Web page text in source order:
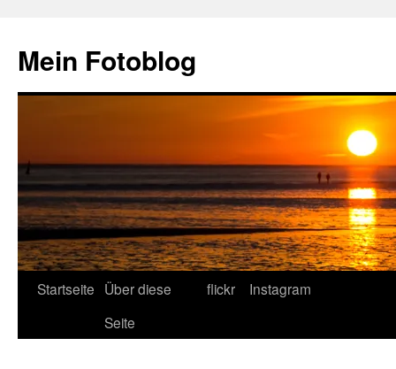
springen
Mein Fotoblog
Startseite Über diese
Seite
flickr Instagram